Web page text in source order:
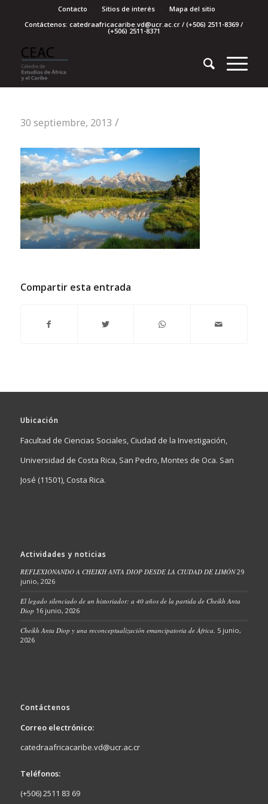
Contacto Sitios de interés
Mapa del sitio
Contáctenos: catedraafricacaribe.vd@ucr.ac.cr / (+506) 2511-8369 /
(+506) 2511-8371
30 septiembre, 2013 /
Compartir esta entrada
Ubicación
Facultad de Ciencias Sociales, Ciudad de la Investigación,
Universidad de Costa Rica, San Pedro, Montes de Oca. San
José (11501), Costa Rica.
Actividades y noticias
REFLEXIONANDO A CHEIKH ANTA DIOP DESDE LA CIUDAD DE LIMÓN 29
junio, 2026
El legado silenciado de un historiador: a 40 años de la partida de Cheikh Anta
Diop 16 junio, 2026
Cheikh Anta Diop y una reconceptualización emancipatoria de África. 5 junio,
2026
Contáctenos
Correo electrónico:
catedraafricacaribe.vd@ucr.ac.cr
Teléfonos:
(+506) 2511 83 69